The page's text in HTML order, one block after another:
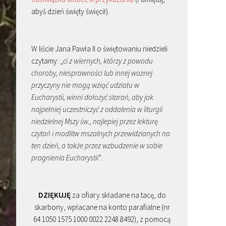
abyś dzień święty święcił).
W liście Jana Pawła II o świętowaniu niedzieli
czytamy: „ci z wiernych, którzy z powodu
choroby, niesprawności lub innej ważnej
przyczyny nie mogą wziąć udziału w
Eucharystii, winni dołożyć starań, aby jak
najpełniej uczestniczyć z oddalenia w liturgii
niedzielnej Mszy św., najlepiej przez lekturę
czytań i modlitw mszalnych przewidzianych na
ten dzień, a także przez wzbudzenie w sobie
pragnienia Eucharystii”.
DZIĘKUJĘza ofiary składane na tacę, do
skarbony, wpłacane na konto parafialne (nr
64 1050 1575 1000 0022 2248 8492), z pomocą